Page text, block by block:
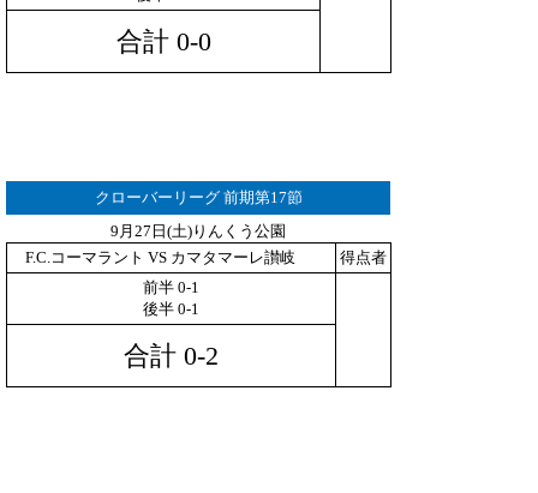
合計 0-0
クローバーリーグ 前期第17節
9月27日(土)りんくう公園
F.C.コーマラント VS カマタマーレ讃岐
得点者
前半 0-1
後半 0-1
合計 0-2